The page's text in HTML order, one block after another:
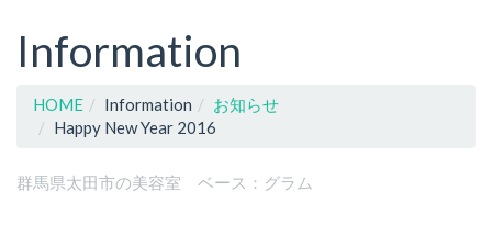
Information
HOME Information
お知らせ
Happy New Year 2016
群馬県太田市の美容室 ベース：グラム